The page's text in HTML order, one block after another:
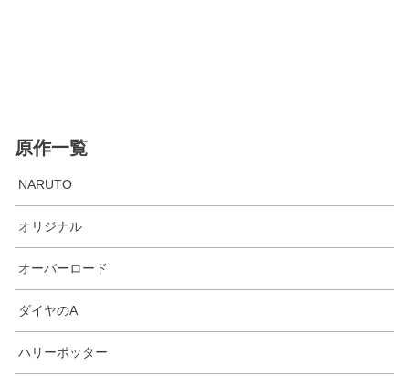
原作一覧
NARUTO
オリジナル
オーバーロード
ダイヤのA
ハリーポッター